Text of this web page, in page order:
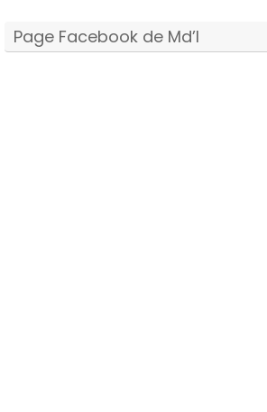
Page Facebook de Md’I